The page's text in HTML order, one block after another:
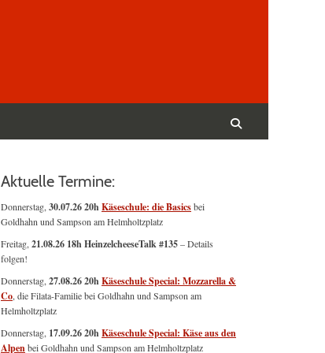
Aktuelle Termine:
Donnerstag, 30.07.26 20hKäseschule: die Basicsbei
Goldhahn und Sampson am Helmholtzplatz
Freitag, 21.08.26 18h HeinzelcheeseTalk #135– Details
folgen!
Donnerstag, 27.08.26 20hKäseschule Special: Mozzarella &
Co , die Filata-Familie bei Goldhahn und Sampson am
Helmholtzplatz
Donnerstag, 17.09.26 20hKäseschule Special: Käse aus den
Alpenbei Goldhahn und Sampson am Helmholtzplatz